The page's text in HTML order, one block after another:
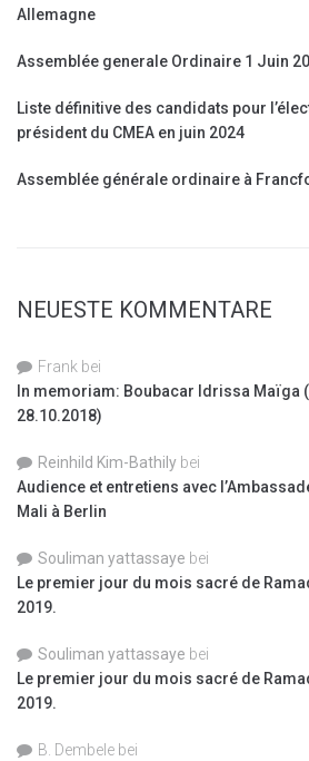
Allemagne
Assemblée generale Ordinaire 1 Juin
Liste définitive des candidats pour
président du CMEA en juin 2024
Assemblée générale ordinaire à
NEUESTE KOMMENTARE
Frank bei
In memoriam: Boubacar Idrissa Maïga
28.10.2018)
Reinhild Kim-Bathily bei
Audience et entretiens avec
Mali à Berlin
Souliman yattassaye bei
Le premier jour du mois sacré de
2019.
Souliman yattassaye bei
Le premier jour du mois sacré de
2019.
B. Dembele bei